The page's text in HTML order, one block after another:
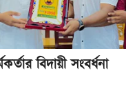
বিদায়ী সংবর্ধনা